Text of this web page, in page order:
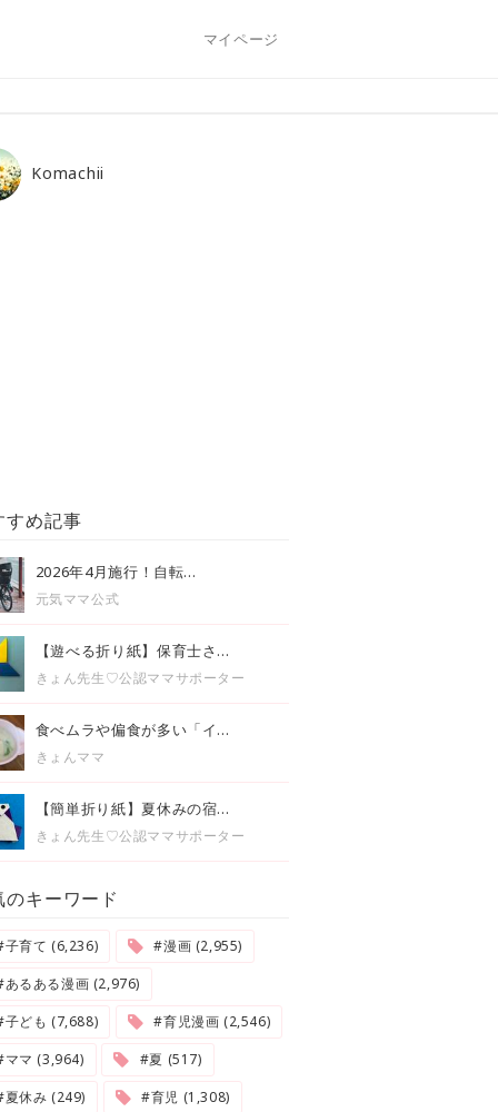
マイページ
Komachii
すめ記事
2026年4月施行！自転...
元気ママ公式
【遊べる折り紙】保育士さ...
きょん先生♡公認ママサポーター
食べムラや偏食が多い「イ...
きょんママ
【簡単折り紙】夏休みの宿...
きょん先生♡公認ママサポーター
のキーワード
育て (6,236)
#漫画 (2,955)
るある漫画 (2,976)
ども (7,688)
#育児漫画 (2,546)
マ (3,964)
#夏 (517)
休み (249)
#育児 (1,308)